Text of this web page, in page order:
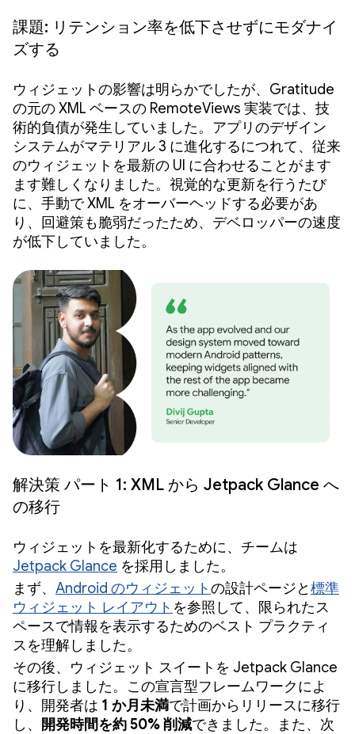
課題: リテンション率を低下させずにモダナイ
ズする
ウィジェットの影響は明らかでしたが、Gratitude
の元の XML ベースの RemoteViews 実装では、技
術的負債が発生していました。アプリのデザイン
システムがマテリアル 3 に進化するにつれて、従来
のウィジェットを最新の UI に合わせることがます
ます難しくなりました。視覚的な更新を行うたび
に、手動で XML をオーバーヘッドする必要があ
り、回避策も脆弱だったため、デベロッパーの速度
が低下していました。
解決策 パート 1: XML から Jetpack Glance へ
の移行
ウィジェットを最新化するために、チームは
Jetpack Glance を採用しました。
まず、 Android のウィジェットの設計ページと標準
ウィジェット レイアウト を参照して、限られたス
ペースで情報を表示するためのベスト プラクティ
スを理解しました。
その後、ウィジェット スイートを Jetpack Glance
に移行しました。この宣言型フレームワークによ
り、開発者は 1 か月未満で計画からリリースに移行
し、
開発時間を約 50% 削減できました。また、次